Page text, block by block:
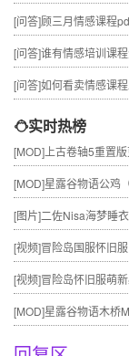
[问答]顾三月情感课程
[问答]谁有情感培训课程
[问答]如何看卖情感课
实时热榜
[MOD] 上古卷轴5重置
[MOD]星露谷物语公鸡
[图片]二佐Nisa海梦睡
[视频]冒险岛国服怀旧服
[视频]冒险岛怀旧服萌
[MOD]星露谷物语木桥